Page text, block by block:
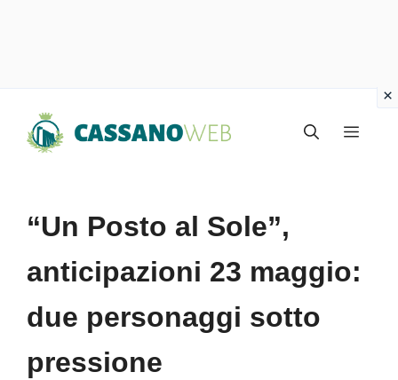
Menu
“Un Posto al Sole”,
anticipazioni 23 maggio:
due personaggi sotto
pressione